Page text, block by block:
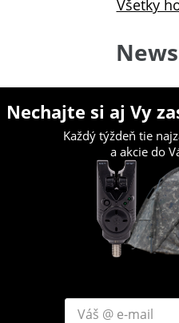
Všetky
Nechajte si aj Vy
Každý týždeň tie
a akcie do